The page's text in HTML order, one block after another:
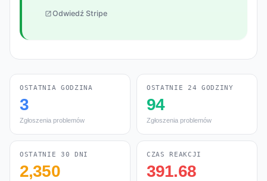
Odwiedź Stripe
OSTATNIA GODZINA
3
Zgłoszenia problemów
OSTATNIE 24 GODZINY
94
Zgłoszenia problemów
OSTATNIE 30 DNI
2,350
CZAS REAKCJI
391.68